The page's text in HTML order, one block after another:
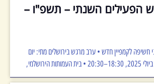
הפעילים השנתי – תשפ"ו –
לקמפיין חדש • ערב מרגש בירושלים מתי: יום